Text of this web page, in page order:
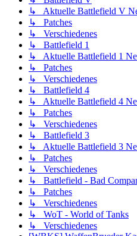
↳ Aktuelle Battlefield V
↳ Patches
↳ Verschiedenes
↳ Battlefield 1
↳ Aktuelle Battlefield 1
↳ Patches
↳ Verschiedenes
↳ Battlefield 4
↳ Aktuelle Battlefield 4
↳ Patches
↳ Verschiedenes
↳ Battlefield 3
↳ Aktuelle Battlefield 3
↳ Patches
↳ Verschiedenes
↳ Battlefield - Bad
↳ Patches
↳ Verschiedenes
↳ WoT - World of Tanks
↳ Verschiedenes